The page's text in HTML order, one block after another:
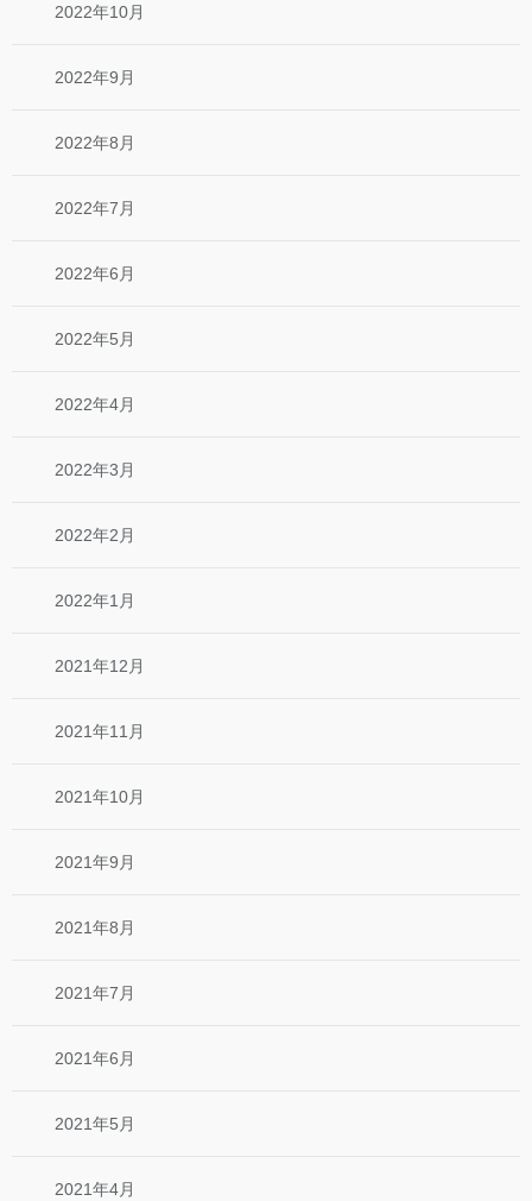
2022年10月
2022年9月
2022年8月
2022年7月
2022年6月
2022年5月
2022年4月
2022年3月
2022年2月
2022年1月
2021年12月
2021年11月
2021年10月
2021年9月
2021年8月
2021年7月
2021年6月
2021年5月
2021年4月